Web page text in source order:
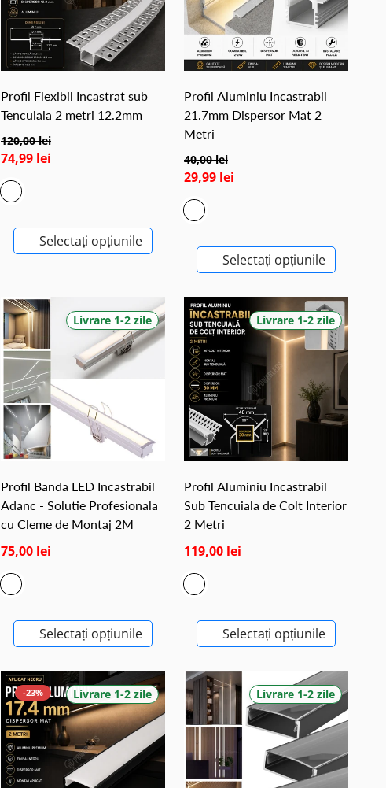
Profil Flexibil Incastrat sub
Tencuiala 2 metri 12.2mm
120,00 lei
74,99 lei
Selectați opțiunile
Profil Aluminiu Incastrabil
21.7mm Dispersor Mat 2
Metri
40,00 lei
29,99 lei
Selectați opțiunile
Livrare 1-2 zile
Profil Banda LED Incastrabil
Adanc - Solutie Profesionala
cu Cleme de Montaj 2M
75,00 lei
Selectați opțiunile
Livrare 1-2 zile
Profil Aluminiu Incastrabil
Sub Tencuiala de Colt Interior
2 Metri
119,00 lei
Selectați opțiunile
Livrare 1-2 zile
-23% Livrare 1-2 zile